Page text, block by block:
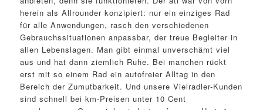
herein als Allrounder konzipiert: nur ein einziges Rad
für alle Anwendungen, rasch den verschiedenen
Gebrauchssituationen anpassbar, der treue Begleiter in
allen Lebenslagen. Man gibt einmal unverschämt viel
aus und hat dann ziemlich Ruhe. Bei manchen rückt
erst mit so einem Rad ein autofreier Alltag in den
Bereich der Zumutbarkeit. Und unsere Vielradler-Kunden
sind schnell bei km-Preisen unter 10 Cent